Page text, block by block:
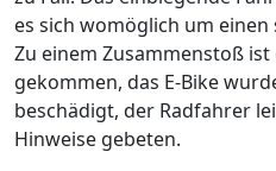
es sich womöglich um
Zu einem Zusammenstoß
gekommen, das E-Bike
beschädigt, der Radfahrer
Hinweise gebeten.